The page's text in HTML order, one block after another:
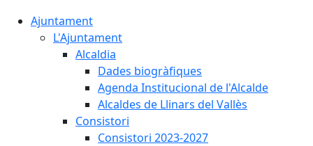
Ajuntament
L'Ajuntament
Alcaldia
Dades biogràfiques
Agenda Institucional de l'Alcalde
Alcaldes de Llinars del Vallès
Consistori
Consistori 2023-2027